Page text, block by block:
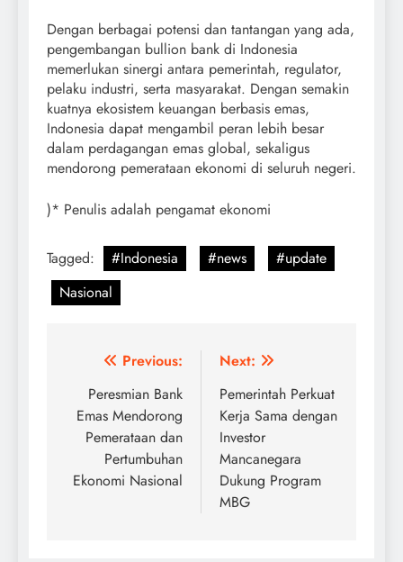
Dengan berbagai potensi dan tantangan yang ada,
pengembangan bullion bank di Indonesia
memerlukan sinergi antara pemerintah, regulator,
pelaku industri, serta masyarakat. Dengan semakin
kuatnya ekosistem keuangan berbasis emas,
Indonesia dapat mengambil peran lebih besar
dalam perdagangan emas global, sekaligus
mendorong pemerataan ekonomi di seluruh negeri.
)* Penulis adalah pengamat ekonomi
Tagged: #Indonesia #news
#update
Nasional
Post
navigation
Previous:
Peresmian Bank
Emas Mendorong
Pemerataan dan
Pertumbuhan
Ekonomi Nasional
Next:
Pemerintah Perkuat
Kerja Sama dengan
Investor
Mancanegara
Dukung Program
MBG